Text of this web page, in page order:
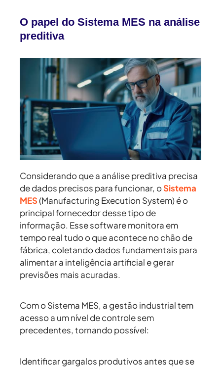
O papel do Sistema MES na análise
preditiva
Considerando que a análise preditiva precisa
de dados precisos para funcionar, oSistema
MES(Manufacturing Execution System) é o
principal fornecedor desse tipo de
informação. Esse software monitora em
tempo real tudo o que acontece no chão de
fábrica, coletando dados fundamentais para
alimentar a inteligência artificial e gerar
previsões mais acuradas.
Com o Sistema MES, a gestão industrial tem
acesso a um nível de controle sem
precedentes, tornando possível:
Identificar gargalos produtivos antes que se